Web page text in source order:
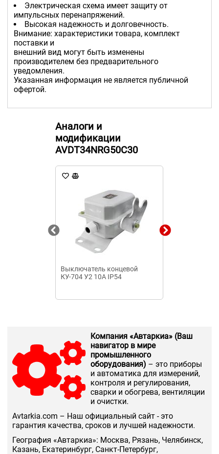
Электрическая схема имеет защиту от
импульсных перенапряжений.
Высокая надежность и долговечность.
Внимание: характеристики товара, комплект
поставки и
внешний вид могут быть изменены
производителем без предварительного
уведомления.
Указанная информация не является публичной
офертой.
Аналоги и
модификации
AVDT34NRG50C30
Выключатель концевой
КУ-704 У2 10А IP54
Компания «Автаркиа» (Ваш
навигатор в мире
промышленного
оборудования) – это приборы
и автоматика для измерений,
контроля и регулирования,
сварки и обогрева, вентиляции
и очистки.
Аvtarkia.com – Наш официальный сайт - это
гарантия качества, сроков и лучшей надежности.
География «Автаркиа»: Москва, Рязань, Челябинск,
Казань, Екатеринбург, Санкт-Петербург,